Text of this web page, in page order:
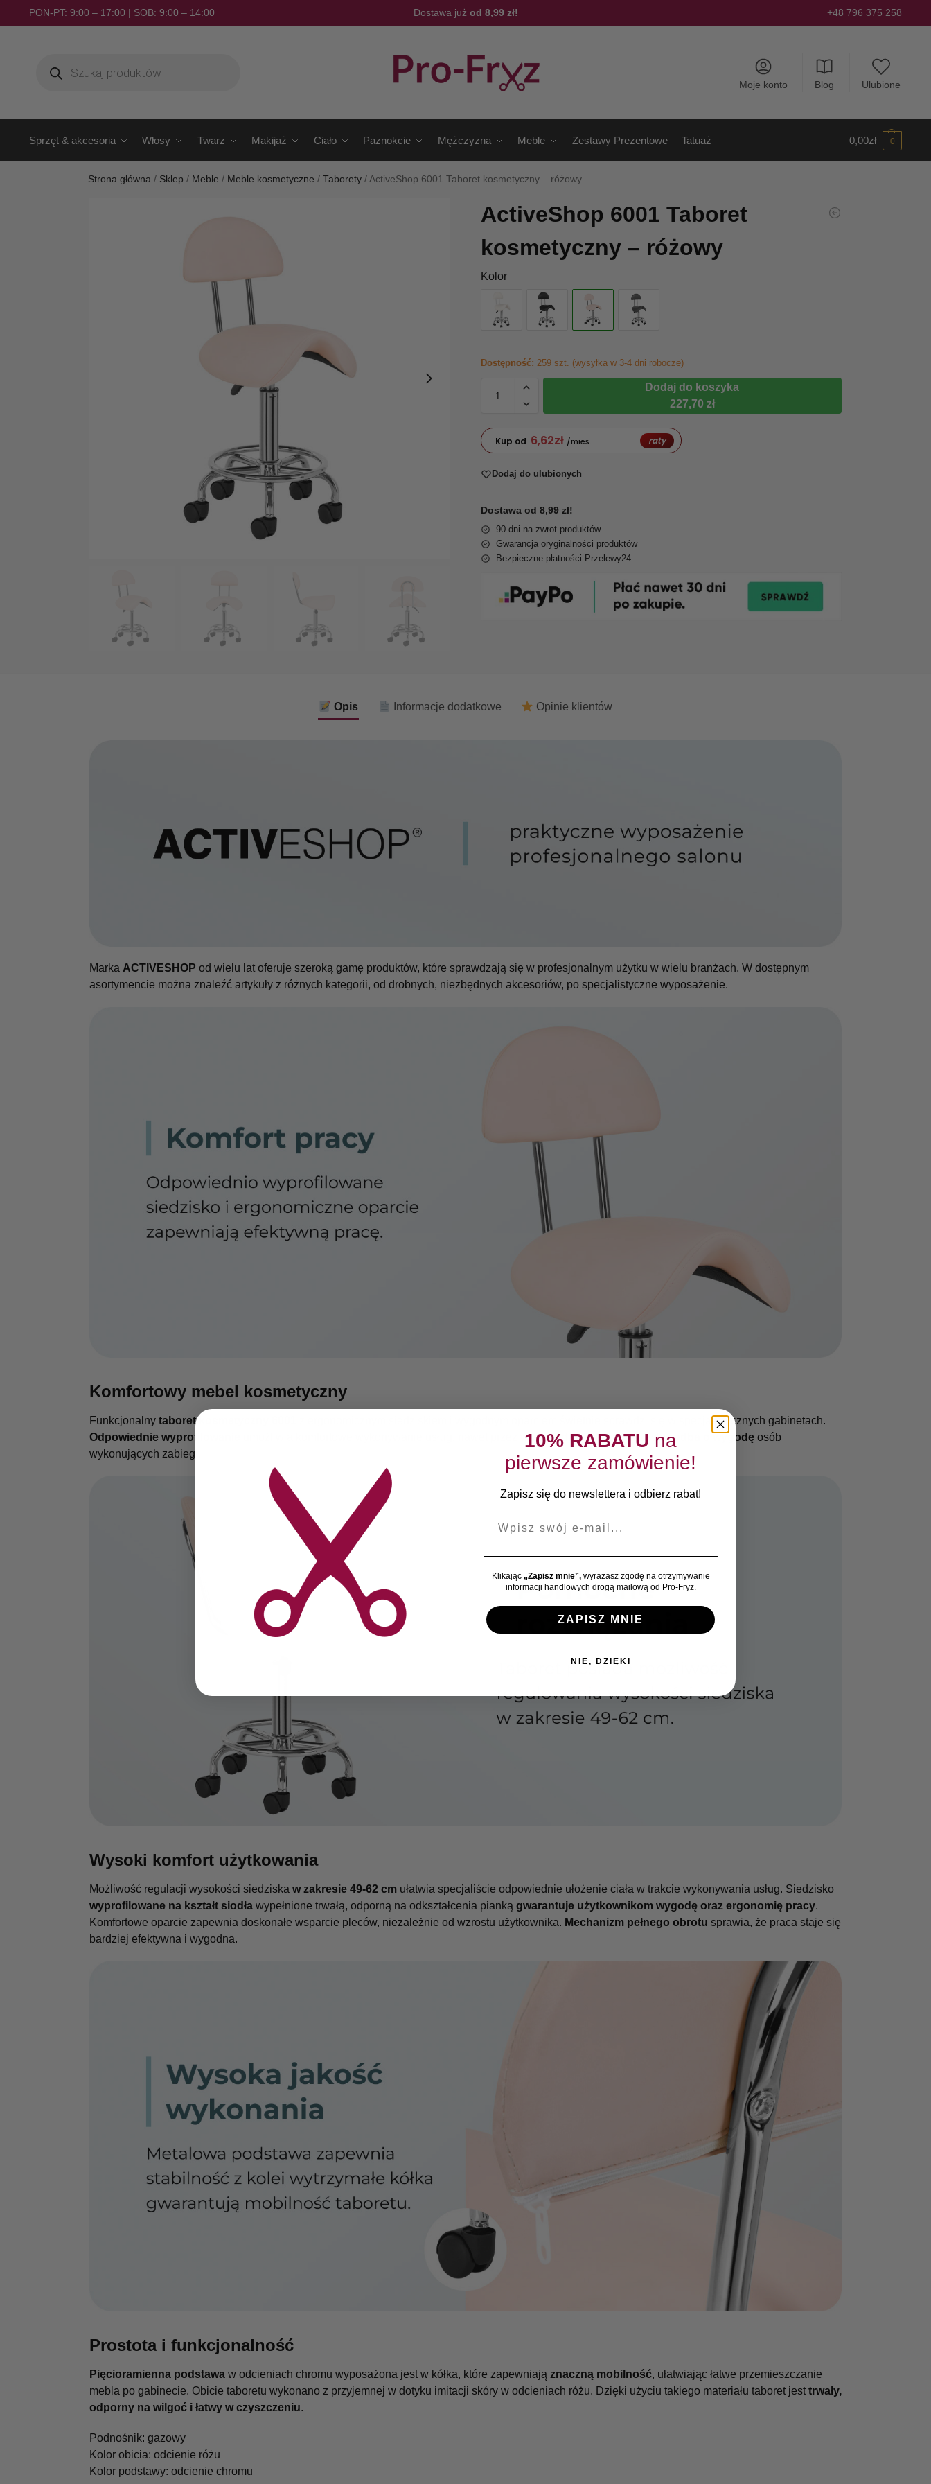
PON-PT: 9:00 – 17:00 | SOB: 9:00 – 14:00 Dostawa już od 8,99 zł! +48 796 375 258
Moje konto Blog Ulubione
Sprzęt & akcesoria Włosy Twarz Makijaż Ciało Paznokcie Mężczyzna Meble Zestawy Prezentowe Tatuaż 0,00zł 0
Strona główna / Sklep / Meble / Meble kosmetyczne /Taborety /ActiveShop 6001 Taboret kosmetyczny – różowy
ActiveShop 6001 Taboret
kosmetyczny – różowy
Kolor
Dostępność: 259 szt. (wysyłka w 3-4 dni robocze)
Dodaj do koszyka
227,70 zł
Kup od 6,62zł /mies. raty
Dodaj do ulubionych
Dostawa od 8,99 zł!
90 dni na zwrot produktów
Gwarancja oryginalności produktów
Bezpieczne płatności Przelewy24
Opis Informacje dodatkowe Opinie klientów
Marka ACTIVESHOP od wielu lat oferuje szeroką gamę produktów, które sprawdzają się w profesjonalnym użytku w wielu branżach. W dostępnym
asortymencie można znaleźć artykuły z różnych kategorii, od drobnych, niezbędnych akcesoriów, po specjalistyczne wyposażenie.
Komfortowy mebel kosmetyczny
Funkcjonalny taboret kosmetyczny 6001
z ergonomicznym siedziskiem i wygodnym oparciem świetnie sprawdzi się w specjalistycznych gabinetach.
Odpowiednie wyprofilowanie
umożliwia komfortowe wykonywanie usług, nawet przez wiele godzin. Stylowe krzesłozadba o wygodęosób
wykonujących zabiegi.
Wysoki komfort użytkowania
Możliwość regulacji wysokości siedziska w zakresie 49-62 cmułatwia specjaliście odpowiednie ułożenie ciała w trakcie wykonywania usług. Siedzisko
wyprofilowane na kształt siodławypełnione trwałą, odporną na odkształcenia pianką gwarantuje użytkownikom wygodę oraz ergonomię pracy.
Komfortowe oparcie zapewnia doskonałe wsparcie pleców, niezależnie od wzrostu użytkownika. Mechanizm pełnego obrotu sprawia, że praca staje się
bardziej efektywna i wygodna.
Prostota i funkcjonalność
Pięcioramienna podstawaw odcieniach chromu wyposażona jest w kółka, które zapewniają znaczną mobilność, ułatwiając łatwe przemieszczanie
mebla po gabinecie. Obicie taboretu wykonano z przyjemnej w dotyku imitacji skóry w odcieniach różu. Dzięki użyciu takiego materiału taboret jest trwały,
odporny na wilgoć i łatwy w czyszczeniu.
Podnośnik: gazowy
Kolor obicia: odcienie różu
Kolor podstawy: odcienie chromu
10% RABATU na
pierwsze zamówienie!
Zapisz się do newslettera i odbierz rabat!
Klikając „Zapisz mnie”,wyrażasz zgodę na otrzymywanie
informacji handlowych drogą mailową od Pro-Fryz.
ZAPISZ MNIE
NIE, DZIĘKI